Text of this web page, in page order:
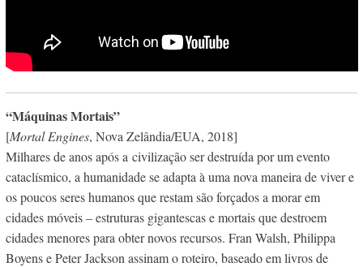
“Máquinas Mortais”
[Mortal Engines, Nova Zelândia/EUA, 2018]
Milhares de anos após a civilização ser destruída por um evento
cataclísmico, a humanidade se adapta à uma nova maneira de viver e
os poucos seres humanos que restam são forçados a morar em
cidades móveis – estruturas gigantescas e mortais que destroem
cidades menores para obter novos recursos. Fran Walsh, Philippa
Boyens e Peter Jackson assinam o roteiro, baseado em livros de